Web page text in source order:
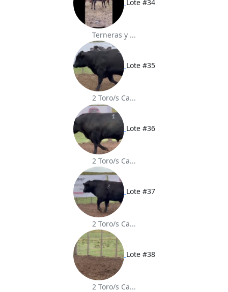
Lote #34
Terneras y ...
Lote #35
2 Toro/s Ca...
Lote #36
2 Toro/s Ca...
Lote #37
2 Toro/s Ca...
Lote #38
2 Toro/s Ca...